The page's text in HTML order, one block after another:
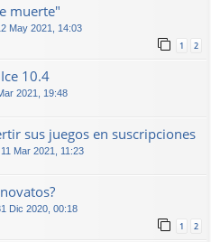
muerte"
May 2021, 14:03
1 2
10.4
2021, 19:48
sus juegos en suscripciones
11 Mar 2021, 11:23
Dic 2020, 00:18
1 2